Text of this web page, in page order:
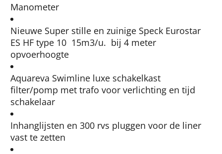
Manometer
Nieuwe Super stille en zuinige Speck Eurostar
ES HF type 10 15m3/u. bij 4 meter
opvoerhoogte
Aquareva Swimline luxe schakelkast
filter/pomp met trafo voor verlichting en tijd
schakelaar
Inhanglijsten en 300 rvs pluggen voor de liner
vast te zetten